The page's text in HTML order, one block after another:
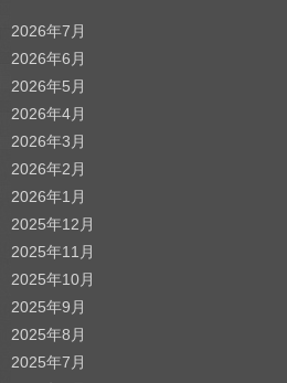
2026年7月
2026年6月
2026年5月
2026年4月
2026年3月
2026年2月
2026年1月
2025年12月
2025年11月
2025年10月
2025年9月
2025年8月
2025年7月